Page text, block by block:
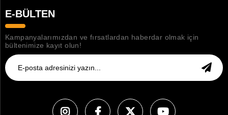
E-BÜLTEN
Kampanyalarımızdan ve fırsatlardan haberdar olmak için
bültenimize kayıt olun!